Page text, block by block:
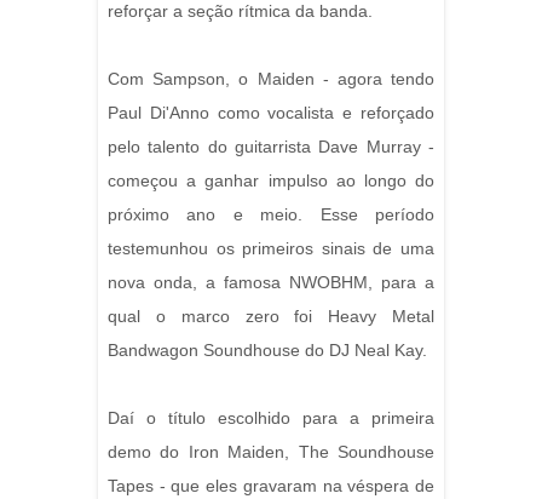
reforçar a seção rítmica da banda.
Com Sampson, o Maiden - agora tendo
Paul Di'Anno como vocalista e reforçado
pelo talento do guitarrista Dave Murray -
começou a ganhar impulso ao longo do
próximo ano e meio. Esse período
testemunhou os primeiros sinais de uma
nova onda, a famosa NWOBHM, para a
qual o marco zero foi Heavy Metal
Bandwagon Soundhouse do DJ Neal Kay.
Daí o título escolhido para a primeira
demo do Iron Maiden, The Soundhouse
Tapes - que eles gravaram na véspera de